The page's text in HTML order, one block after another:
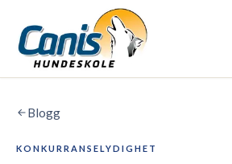
Skip to main content
Kurs
Blogg
KONKURRANSELYDIGHET